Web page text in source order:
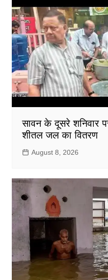
सावन के दूसरे शनिवार
शीतल जल का वितरण
August 8, 2026